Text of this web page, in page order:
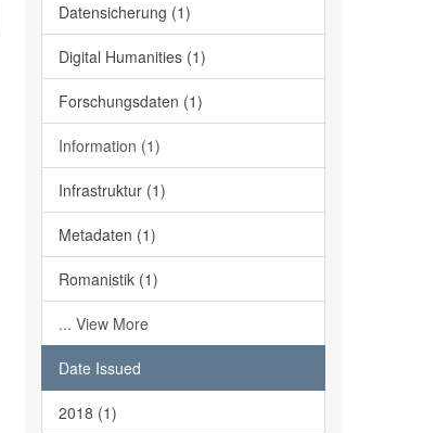
Datensicherung (1)
Digital Humanities (1)
Forschungsdaten (1)
Information (1)
Infrastruktur (1)
Metadaten (1)
Romanistik (1)
... View More
Date Issued
2018 (1)